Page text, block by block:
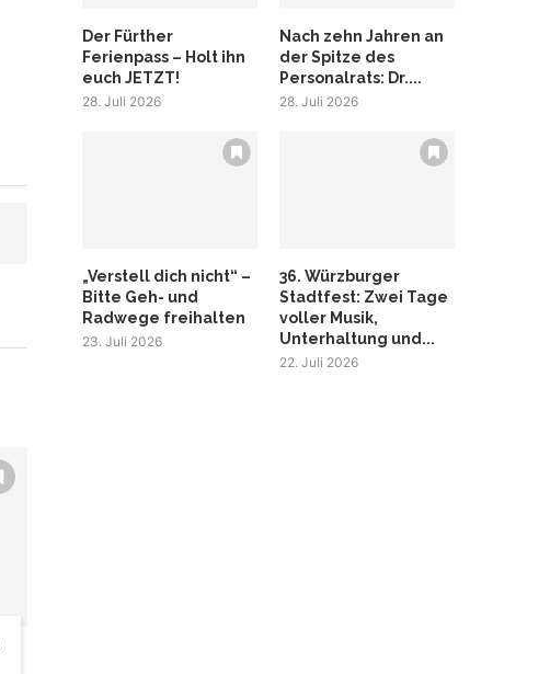
Der Fürther
Ferienpass – Holt ihn
euch JETZT!
28. Juli 2026
Nach zehn Jahren an
der Spitze des
Personalrats: Dr....
28. Juli 2026
„Verstell dich nicht“ –
Bitte Geh- und
Radwege freihalten
23. Juli 2026
36. Würzburger
Stadtfest: Zwei Tage
voller Musik,
Unterhaltung und...
22. Juli 2026